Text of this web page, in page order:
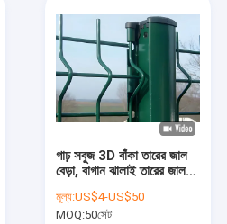
গাঢ় সবুজ 3D বাঁকা তারের জাল
বেড়া, বাগান ঝালাই তারের জাল
মূল্য:US$4-US$50
MOQ:50সেট